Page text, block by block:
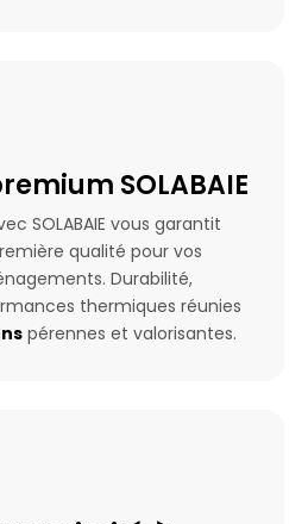
SOLABAIE
SOLABAIE vous garantit
qualité pour vos
Durabilité,
thermiques réunies
pérennes et valorisantes.